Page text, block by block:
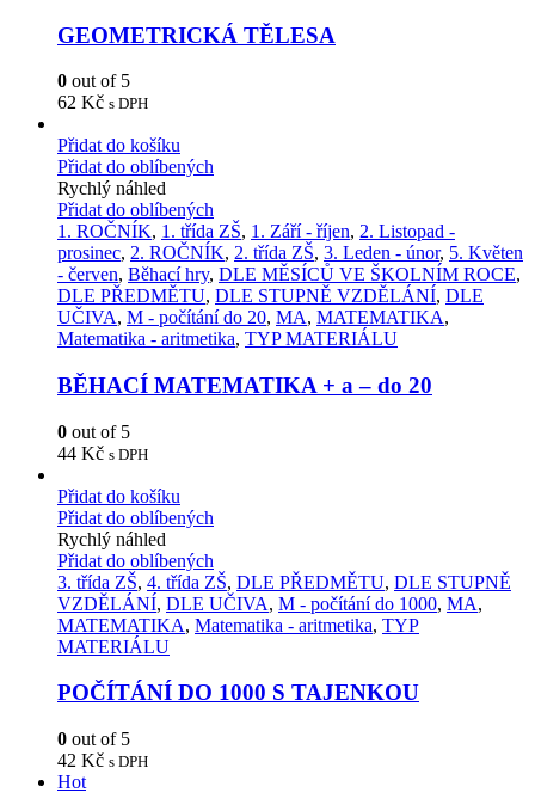
GEOMETRICKÁ TĚLESA
0 out of 5
62 Kč s DPH
Přidat do košíku
Přidat do oblíbených
Rychlý náhled
Přidat do oblíbených
1. ROČNÍK, 1. třída ZŠ, 1. Září - říjen, 2. Listopad -
prosinec, 2. ROČNÍK, 2. třída ZŠ, 3. Leden - únor, 5. Květen
- červen, Běhací hry, DLE MĚSÍCŮ VE ŠKOLNÍM ROCE,
DLE PŘEDMĚTU, DLE STUPNĚ VZDĚLÁNÍ, DLE
UČIVA, M - počítání do 20, MA, MATEMATIKA,
Matematika - aritmetika, TYP MATERIÁLU
BĚHACÍ MATEMATIKA + a – do 20
0 out of 5
44 Kč s DPH
Přidat do košíku
Přidat do oblíbených
Rychlý náhled
Přidat do oblíbených
3. třída ZŠ, 4. třída ZŠ, DLE PŘEDMĚTU, DLE STUPNĚ
VZDĚLÁNÍ, DLE UČIVA, M - počítání do 1000, MA,
MATEMATIKA, Matematika - aritmetika, TYP
MATERIÁLU
POČÍTÁNÍ DO 1000 S TAJENKOU
0 out of 5
42 Kč s DPH
Hot